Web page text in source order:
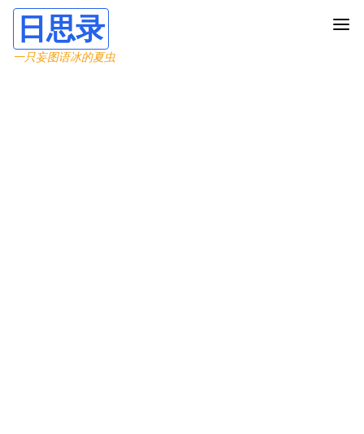
日思录
一只妄图语冰的夏虫